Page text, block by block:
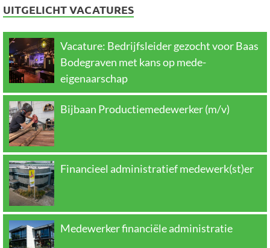
UITGELICHT VACATURES
Vacature: Bedrijfsleider gezocht voor Baas
Bodegraven met kans op mede-
eigenaarschap
Bijbaan Productiemedewerker (m/v)
Financieel administratief medewerk(st)er
Medewerker financiële administratie